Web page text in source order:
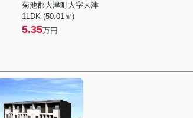
菊池郡大津町大字大津
1LDK (50.01㎡)
5.35万円